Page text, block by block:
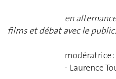
en alternance,
films et débat avec le public.
modératrice :
- Laurence